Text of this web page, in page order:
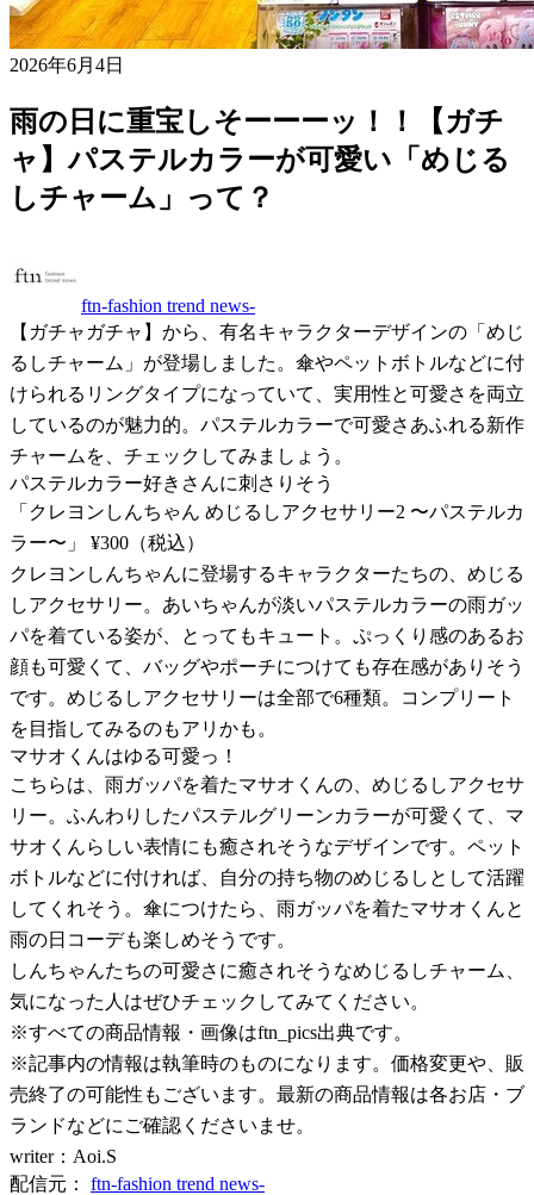
2026年6月4日
雨の日に重宝しそーーーッ！！【ガチ
ャ】パステルカラーが可愛い「めじる
しチャーム」って？
ftn-fashion trend news-
【ガチャガチャ】から、有名キャラクターデザインの「めじ
るしチャーム」が登場しました。傘やペットボトルなどに付
けられるリングタイプになっていて、実用性と可愛さを両立
しているのが魅力的。パステルカラーで可愛さあふれる新作
チャームを、チェックしてみましょう。
パステルカラー好きさんに刺さりそう
「クレヨンしんちゃん めじるしアクセサリー2 〜パステルカ
ラー〜」 ¥300（税込）
クレヨンしんちゃんに登場するキャラクターたちの、めじる
しアクセサリー。あいちゃんが淡いパステルカラーの雨ガッ
パを着ている姿が、とってもキュート。ぷっくり感のあるお
顔も可愛くて、バッグやポーチにつけても存在感がありそう
です。めじるしアクセサリーは全部で6種類。コンプリート
を目指してみるのもアリかも。
マサオくんはゆる可愛っ！
こちらは、雨ガッパを着たマサオくんの、めじるしアクセサ
リー。ふんわりしたパステルグリーンカラーが可愛くて、マ
サオくんらしい表情にも癒されそうなデザインです。ペット
ボトルなどに付ければ、自分の持ち物のめじるしとして活躍
してくれそう。傘につけたら、雨ガッパを着たマサオくんと
雨の日コーデも楽しめそうです。
しんちゃんたちの可愛さに癒されそうなめじるしチャーム、
気になった人はぜひチェックしてみてください。
※すべての商品情報・画像はftn_pics出典です。
※記事内の情報は執筆時のものになります。価格変更や、販
売終了の可能性もございます。最新の商品情報は各お店・ブ
ランドなどにご確認くださいませ。
writer：Aoi.S
配信元： ftn-fashion trend news-